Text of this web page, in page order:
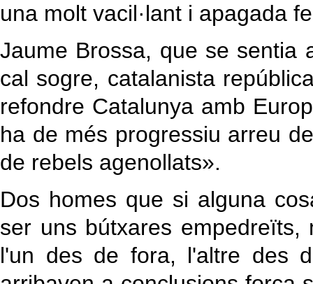
una molt vacil·lant i apagada
Jaume Brossa, que se sentia
cal sogre, catalanista
refondre Catalunya amb
ha de més progressiu arreu
de rebels agenollats».
Dos homes que si alguna
ser uns bútxares
l'un des de fora, l'altre des